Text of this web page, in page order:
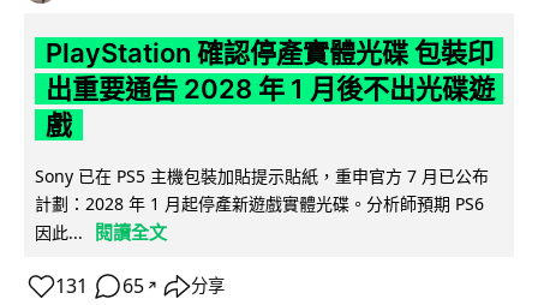
PlayStation 確認停產實體光碟 包裝印
出重要通告 2028 年 1 月後不出光碟遊
戲
Sony 已在 PS5 主機包裝加貼提示貼紙，重申官方 7 月已公布
計劃：2028 年 1 月起停產新遊戲實體光碟。分析師預期 PS6
因此...
閱讀全文
131 65 ↗ 分享